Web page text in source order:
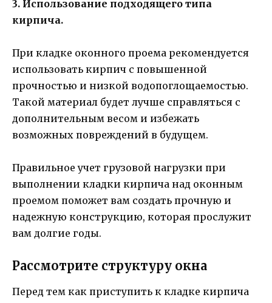
3. Использование подходящего типа
кирпича.
При кладке оконного проема рекомендуется
использовать кирпич с повышенной
прочностью и низкой водопоглощаемостью.
Такой материал будет лучше справляться с
дополнительным весом и избежать
возможных повреждений в будущем.
Правильное учет грузовой нагрузки при
выполнении кладки кирпича над оконным
проемом поможет вам создать прочную и
надежную конструкцию, которая прослужит
вам долгие годы.
Рассмотрите структуру окна
Перед тем как приступить к кладке кирпича